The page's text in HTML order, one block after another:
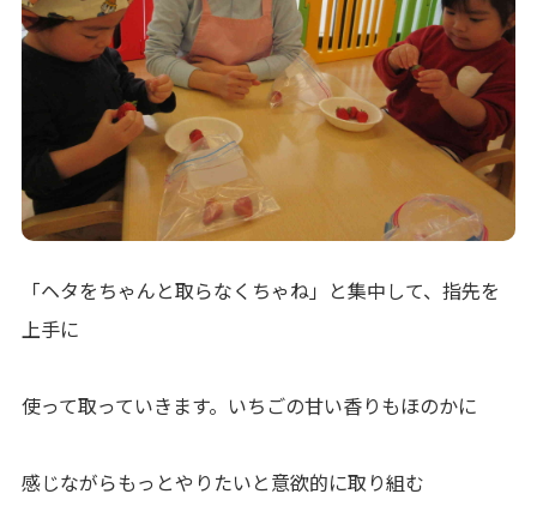
プライバシーポリシー サイトのご利用について
サイトマップ ニチイ学館オフィシャルサイト
「ヘタをちゃんと取らなくちゃね」と集中して、指先を
上手に
使って取っていきます。いちごの甘い香りもほのかに
感じながらもっとやりたいと意欲的に取り組む